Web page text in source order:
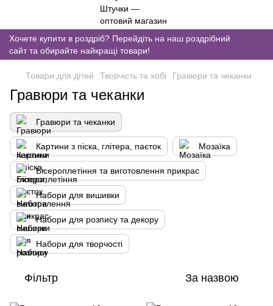
Хочете купити в роздріб? Перейдіть на наш роздрібний
сайт та обирайте найкращі товари!
Товари для дітей Творчість та хобі Гравюри та чеканки
Гравюри та чеканки
Гравюри та чеканки
Картини з піска, глітера, паєток Мозаїка
Бісероплетіння та виготовлення прикрас
Набори для вишивки
Набори для розпису та декору
Набори для творчості
Фільтр За назвою